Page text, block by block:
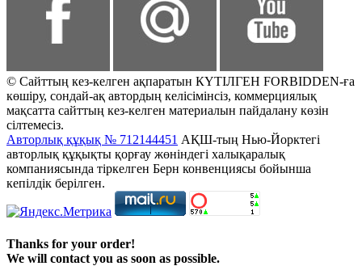
© Сайттың кез-келген ақпаратын КҮТІЛГЕН FORBIDDEN-ға
көшіру, сондай-ақ автордың келісімінсіз, коммерциялық
мақсатта сайттың кез-келген материалын пайдалану көзін
сілтемесіз.
Авторлық құқық № 712144451 АҚШ-тың Нью-Йорктегі
авторлық құқықты қорғау жөніндегі халықаралық
компаниясында тіркелген Берн конвенциясы бойынша
кепілдік берілген.
Thanks for your order!
We will contact you as soon as possible.